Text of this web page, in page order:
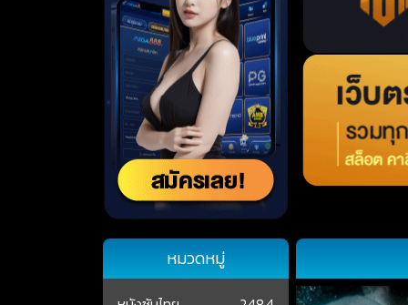
หมวดหมู่